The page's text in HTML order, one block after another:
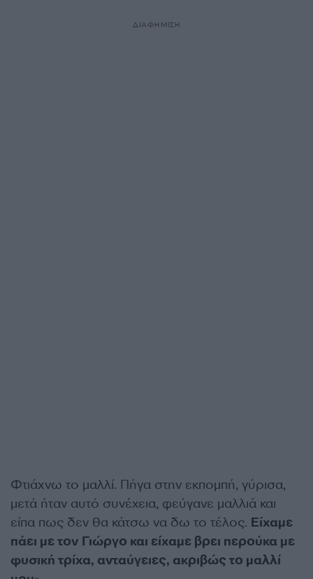
ΔΙΑΦΗΜΙΣΗ
Φτιάχνω το μαλλί. Πήγα στην εκπομπή, γύρισα,
μετά ήταν αυτό συνέχεια, φεύγανε μαλλιά και
είπα πως δεν θα κάτσω να δω το τέλος. Είχαμε
πάει με τον Γιώργο και είχαμε βρει περούκα με
φυσική τρίχα, ανταύγειες, ακριβώς το μαλλί